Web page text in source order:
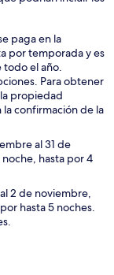
paga en la
por temporada y es
todo el año.
Para obtener
propiedad
confirmación de la
al 31 de
hasta por 4
2 de noviembre,
hasta 5 noches.